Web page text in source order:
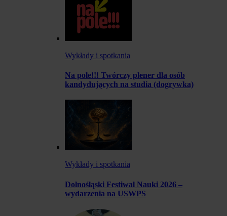
Wykłady i spotkania
Na pole!!! Twórczy plener dla osób
kandydujących na studia (dogrywka)
Wykłady i spotkania
Dolnośląski Festiwal Nauki 2026 –
wydarzenia na USWPS